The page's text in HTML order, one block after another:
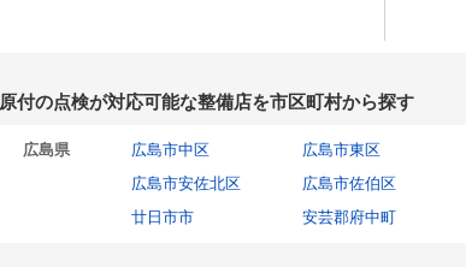
原付の点検が対応可能な整備店を市区町村から探す
広島県 広島市中区 広島市東区
広島市安佐北区
広島市佐伯区
廿日市市
安芸郡府中町